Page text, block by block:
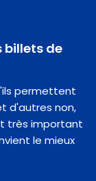
billets de
permettent
d'autres non,
très important
le mieux